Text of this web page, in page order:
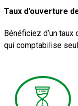
Taux d'ouverture
Bénéficiez d’un taux
qui comptabilise